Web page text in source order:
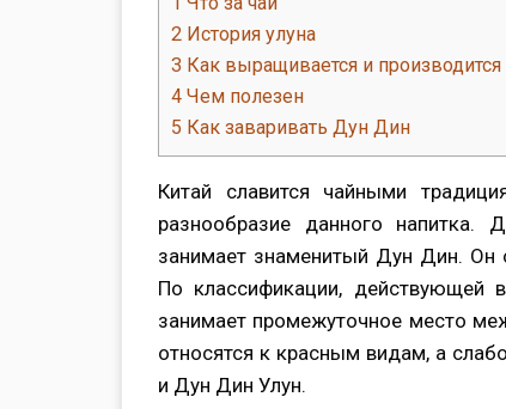
2 История улуна
3 Как выращивается и производится
4 Чем полезен
5 Как заваривать Дун Дин
Китай славится чайными
разнообразие данного напитка.
занимает знаменитый Дун Дин. Он
По классификации, действующей
занимает промежуточное место
относятся к красным видам, а
и Дун Дин Улун.